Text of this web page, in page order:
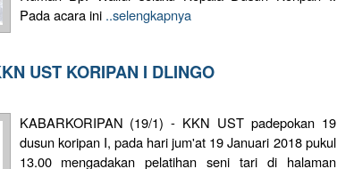
Pada acara ini ..selengkapnya
UST KORIPAN I DLINGO
KABARKORIPAN (19/1) - KKN UST padepokan 19
dusun koripan I, pada hari jum'at 19 Januari 2018 pukul
13.00 mengadakan pelatihan seni tari di halaman